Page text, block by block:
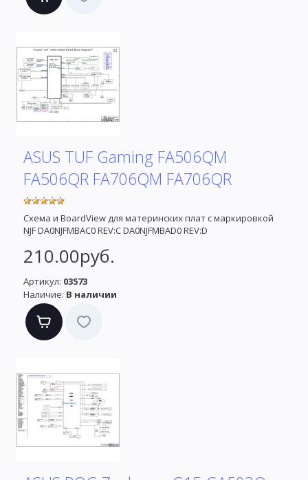
ASUS TUF Gaming FA506QM
FA506QR FA706QM FA706QR
Схема и BoardView для материнских плат с маркировкой
NJF DA0NJFMBAC0 REV:C DA0NJFMBAD0 REV:D
210.00руб.
Артикул: 03573
Наличие: В наличии